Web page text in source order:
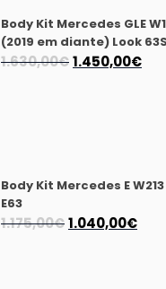
Body Kit Mercedes GLE
(2019 em diante) Look 63S
1.630,00€O
1.450,00€O
Body Kit Mercedes E
E63
1.175,00€O
1.040,00€O